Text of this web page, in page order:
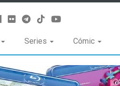
Series Cómic